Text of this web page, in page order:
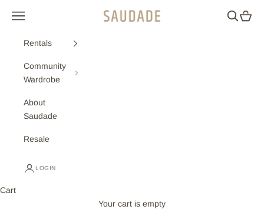
Saudade
Navigation menu Search
Cart
Rentals
Community
Wardrobe
About
Saudade
Resale
LOGIN
Cart
Your cart is empty